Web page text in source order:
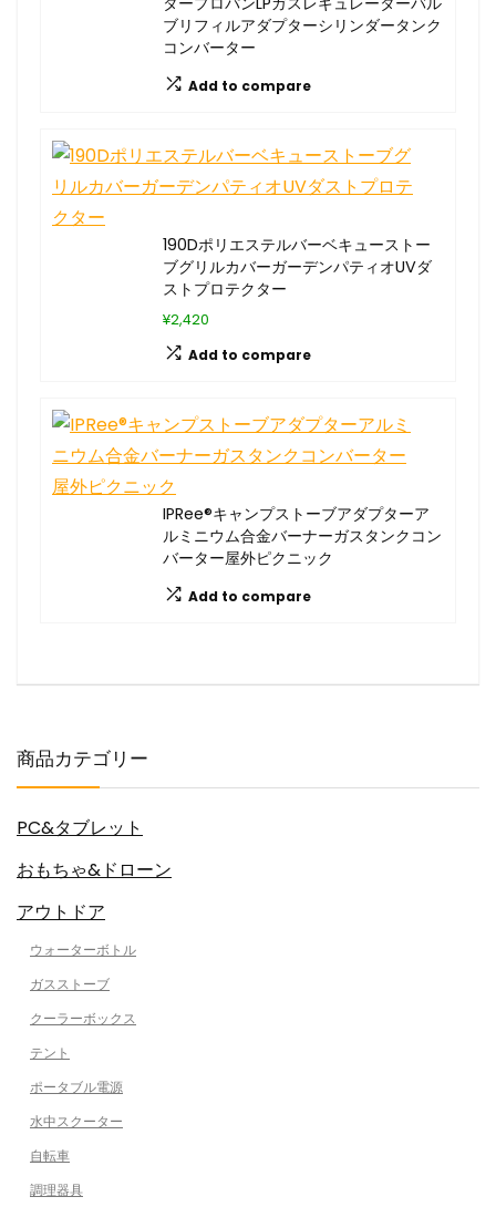
ブリフィルアダプターシリンダータンク
コンバーター
Add to compare
190Dポリエステルバーベキューストー
ブグリルカバーガーデンパティオUVダ
ストプロテクター
¥2,420
Add to compare
IPRee®キャンプストーブアダプターア
ルミニウム合金バーナーガスタンクコン
バーター屋外ピクニック
Add to compare
商品カテゴリー
PC&タブレット
おもちゃ&ドローン
アウトドア
ウォーターボトル
ガスストーブ
クーラーボックス
テント
ポータブル電源
水中スクーター
自転車
調理器具